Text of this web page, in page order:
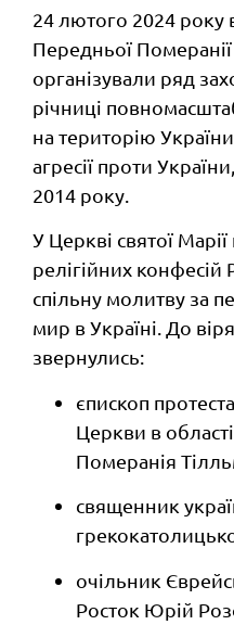
24 лютого 2024 року
Передньої Померанії
організували ряд
річниці
на територію
агресії проти
2014 року.
У Церкві святої
релігійних
спільну молитву за
мир в Україні. До
звернулись:
єпископ
Церкви в
Померанія
cвященник
очільник
Росток Юрій